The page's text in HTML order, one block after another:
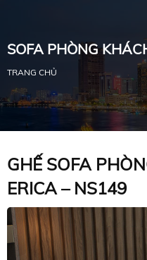
SOFA PHÒNG
TRANG CHỦ
GHẾ SOFA
ERICA – NS149